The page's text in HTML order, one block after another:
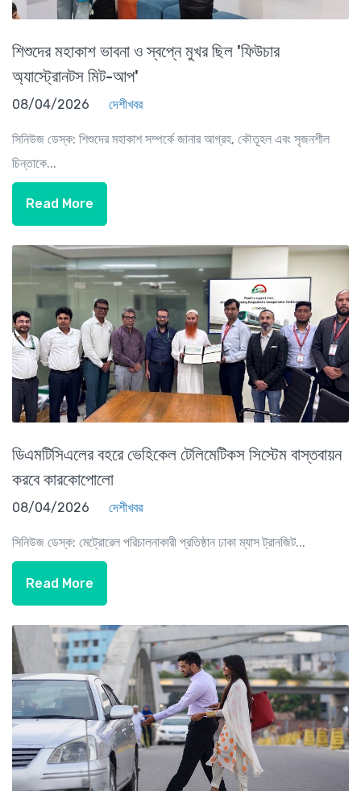
শিশুদের মহাকাশ ভাবনা ও স্বপ্নে মুখর ছিল 'ফিউচার
অ্যাস্ট্রোনটস মিট-আপ'
08/04/2026 দেশীখবর
সিনিউজ ডেস্ক: শিশুদের মহাকাশ সম্পর্কে জানার আগ্রহ, কৌতূহল এবং সৃজনশীল
চিন্তাকে...
Read More
ডিএমটিসিএলের বহরে ভেহিকেল টেলিমেটিকস সিস্টেম বাস্তবায়ন
করবে কারকোপোলো
08/04/2026 দেশীখবর
সিনিউজ ডেস্ক: মেট্রোরেল পরিচালনাকারী প্রতিষ্ঠান ঢাকা ম্যাস ট্রানজিট...
Read More